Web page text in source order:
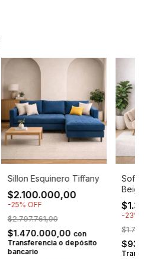
Sillon Esquinero Tiffany
$2.100.000,00
-25% OFF
$2.797.761,00
$1.470.000,00 con
Transferencia o depósito
bancario
Sofa
Beige
-23%